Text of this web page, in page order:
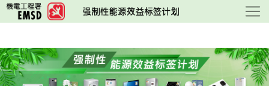
跳
至
要
内
容